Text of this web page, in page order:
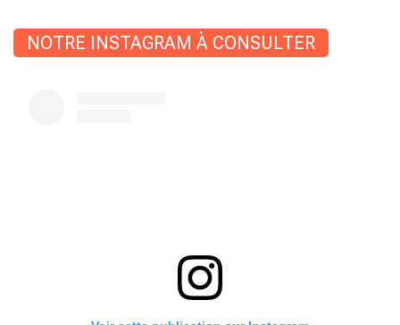
NOTRE INSTAGRAM À CONSULTER